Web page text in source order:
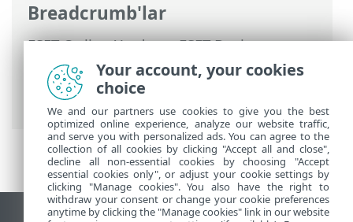
Breadcrumb'lar
ESET Online Yardım>ESET Business
Account
>ESET Business Account
kullanarak>Siteler
> Kullanıcıları siteye
atama
Your account, your cookies
choice
We and our partners use cookies to give you the best
optimized online experience, analyze our website traffic,
and serve you with personalized ads. You can agree to the
collection of all cookies by clicking "Accept all and close",
decline all non-essential cookies by choosing "Accept
essential cookies only", or adjust your cookie settings by
clicking "Manage cookies". You also have the right to
withdraw your consent or change your cookie preferences
anytime by clicking the "Manage cookies" link in our website